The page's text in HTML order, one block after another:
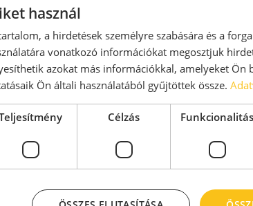
EUR
Kiadó raktár 100-300 m2
Kiadó raktár 300-600 m2
Kiadó raktár 600-1000 m2
Kiadó raktár 1000-2000 m2
Kiadó raktár > 2000 m2
használ
a hirdetések személyre szabására és a
vonatkozó információkat megosztjuk
azokat más információkkal, amelyeket Ön
Ön általi használatából gyűjtöttek össze.
Célzás Funkcionalitás